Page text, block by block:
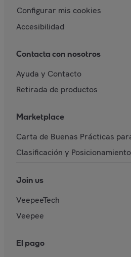
Configurar mis cookies
Accesibilidad
Contacta con nosotros
Ayuda y Contacto
Retirada de productos
Marketplace
Carta de Buenas Prácticas
Clasificación y Posicionamiento
Join us
VeepeeTech
Veepee
El pago